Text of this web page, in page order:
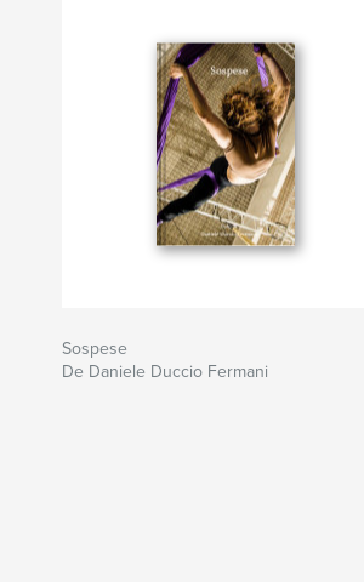
Sospese
De Daniele Duccio Fermani